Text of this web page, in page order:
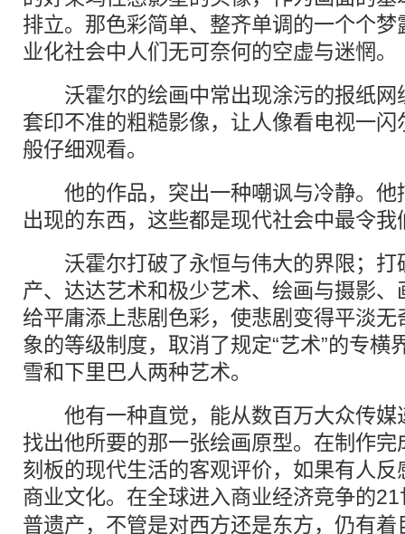
排立。那色彩简单、整齐单调的一个个
业化社会中人们无可奈何的空虚与迷惘。
沃霍尔的绘画中常出现涂污的报纸网
套印不准的粗糙影像，让人像看电视一
般仔细观看。
他的作品，突出一种嘲讽与冷静。他
出现的东西，这些都是现代社会中最令
沃霍尔打破了永恒与伟大的界限；打
产、达达艺术和极少艺术、绘画与摄影
给平庸添上悲剧色彩，使悲剧变得平淡无
象的等级制度，取消了规定“艺术”的专横
雪和下里巴人两种艺术。
他有一种直觉，能从数百万大众传媒
找出他所要的那一张绘画原型。在制作
刻板的现代生活的客观评价，如果有人
商业文化。在全球进入商业经济竞争的
普遗产，不管是对西方还是东方，仍有